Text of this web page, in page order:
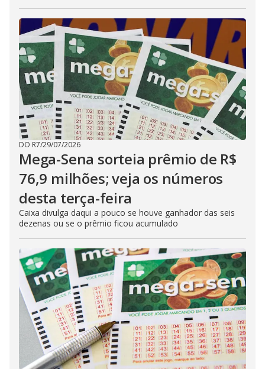
DO R7/29/07/2026
Mega-Sena sorteia prêmio de R$
76,9 milhões; veja os números
desta terça-feira
Caixa divulga daqui a pouco se houve ganhador das seis
dezenas ou se o prêmio ficou acumulado